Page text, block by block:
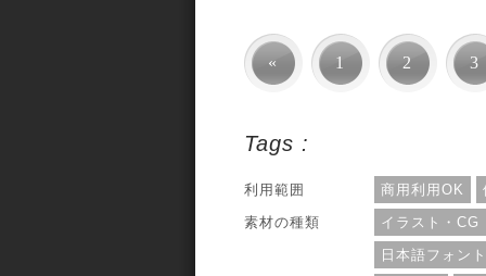
« 1 2 3
Tags :
利用範囲 商用利用OK
素材の種類
イラスト・CG
日本語フォン